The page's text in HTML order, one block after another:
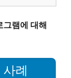
그램에 대해
례